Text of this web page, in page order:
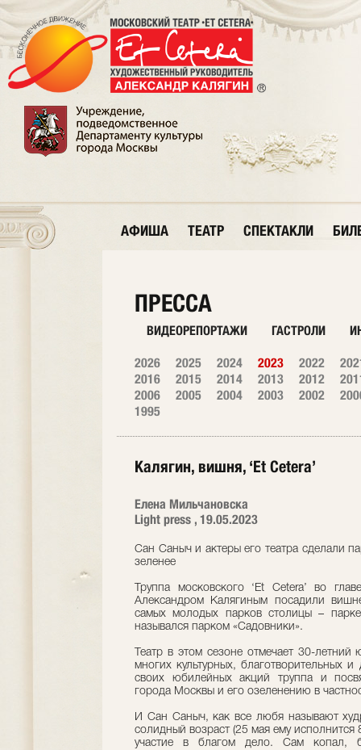
АФИША ТЕАТР СПЕКТАКЛИ
ПРЕССА
ВИДЕОРЕПОРТАЖИ ГАСТРОЛИ
2026 2025 2024 2023 2022
2016
2015 2014 2013 2012
2006
2005 2004 2003 2002
1995
Калягин, вишня, ‘Et Cetera’
Елена Мильчановска
Light press , 19.05.2023
Сан Саныч и актеры его театра сделали
зеленее
Труппа московского ‘Et Cetera’ во
Александром Калягиным посадили
самых молодых парков столицы –
назывался парком «Садовники».
Театр в этом сезоне отмечает 30-
многих культурных, благотворительных
своих юбилейных акций труппа и
города Москвы и его озеленению в
И Сан Саныч, как все любя называют
солидный возраст (25 мая ему исполнится
участие в благом дело. Сам копал,